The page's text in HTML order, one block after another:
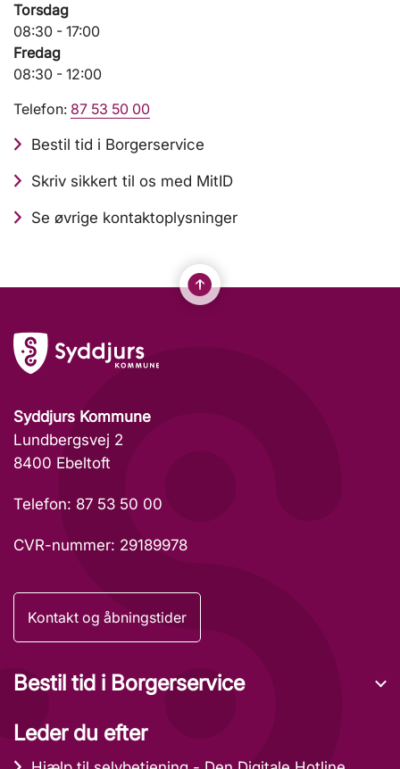
Torsdag
08:30 - 17:00
Fredag
08:30 - 12:00
Telefon: 87 53 50 00
Bestil tid i Borgerservice
Skriv sikkert til os med MitID
Se øvrige kontaktoplysninger
Syddjurs Kommune
Lundbergsvej 2
8400 Ebeltoft
Telefon: 87 53 50 00
CVR-nummer: 29189978
Kontakt og åbningstider
Bestil tid i Borgerservice
Leder du efter